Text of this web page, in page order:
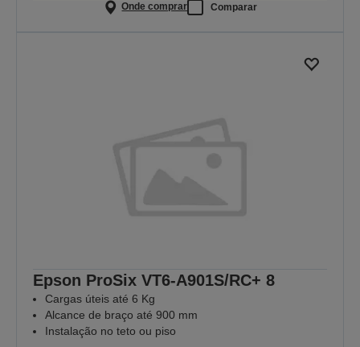
Onde comprar Comparar
Epson ProSix VT6-A901S/RC+ 8
Cargas úteis até 6 Kg
Alcance de braço até 900 mm
Instalação no teto ou piso